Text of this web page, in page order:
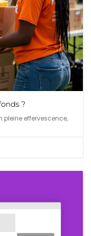
?
pleine effervescence,